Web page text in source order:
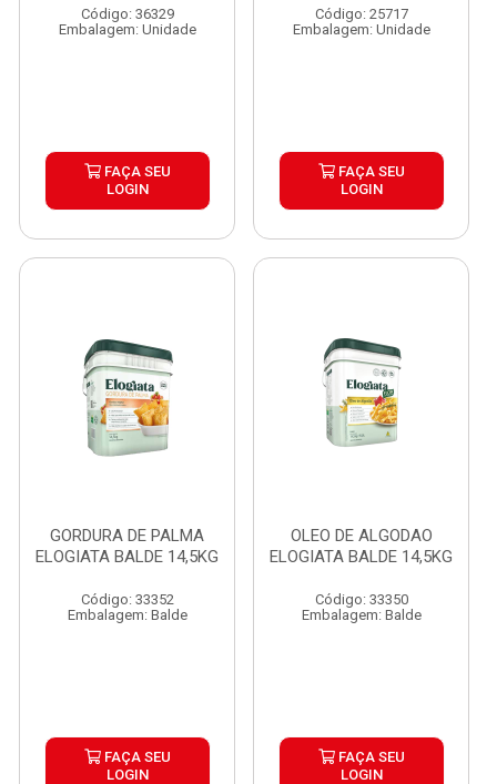
Código: 36329
Embalagem: Unidade
FAÇA SEU
LOGIN
Código: 25717
Embalagem: Unidade
FAÇA SEU
LOGIN
GORDURA DE PALMA
ELOGIATA BALDE 14,5KG
Código: 33352
Embalagem: Balde
FAÇA SEU
LOGIN
OLEO DE ALGODAO
ELOGIATA BALDE 14,5KG
Código: 33350
Embalagem: Balde
FAÇA SEU
LOGIN